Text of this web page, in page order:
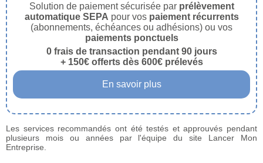
Solution de paiement sécurisée par prélèvement
automatique SEPA pour vos paiement récurrents
(abonnements, échéances ou adhésions) ou vos
paiements ponctuels
0 frais de transaction pendant 90 jours
+ 150€ offerts dès 600€ prélevés
En savoir plus
Les services recommandés ont été testés et approuvés pendant
plusieurs mois ou années par l'équipe du site Lancer Mon
Entreprise.